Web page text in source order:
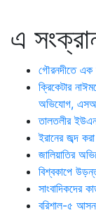
এ
গৌরনদীতে এক
ক্রিকেটার
অভিযোগ,
তালতলীর
ইরানের জব্দ
জালিয়াতির
বিশ্বকাপে
সাংবাদিকদের
বরিশাল-৫